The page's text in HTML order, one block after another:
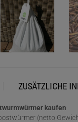
ZUSÄTZLICHE
kaufen
(netto